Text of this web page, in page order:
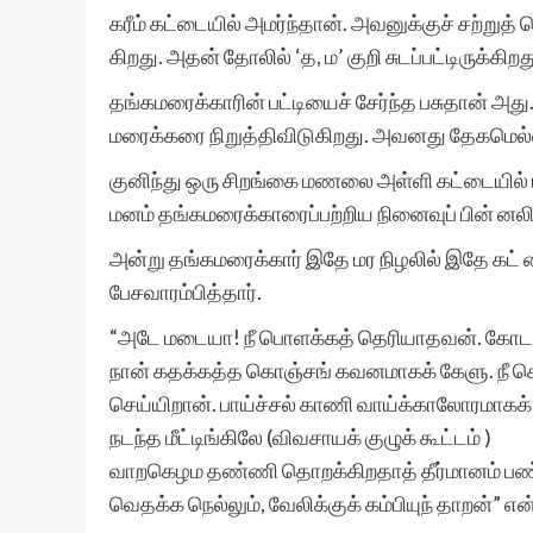
கரீம் கட்டையில் அமர்ந்தான். அவனுக்குச் சற்றுத்
கிறது. அதன் தோலில் ‘த, ம’ குறி
தங்கமரைக்காரின் பட்டியைச் சேர்ந்த பசுதான்
மரைக்கரை நிறுத்திவிடுகிறது. அவனது
குனிந்து ஒரு சிறங்கை மணலை அள்ளி
மனம் தங்கமரைக்காரைப்பற்றிய நினைவுப் பின் னலில்
அன்று தங்கமரைக்கார் இதே மர நிழலில் இதே கட்
பேசவாரம்பித்தார்.
“அடே மடையா! நீ பொளக்கத் தெரியாதவன்.
நான் கதக்கத்த கொஞ்சங் கவனமாகக் கேளு. நீ
செய்யிறான். பாய்ச்சல் காணி
நடந்த மீட்டிங்கிலே (விவசாயக் குழுக் கூட்டம் )
வாறகெழம தண்ணி தொறக்கிறதாத் தீர்மானம் பண்ணி
வெதக்க நெல்லும், வேலிக்குக் கம்பியுந் தாறன்”